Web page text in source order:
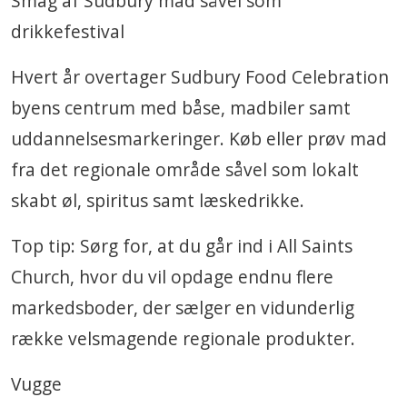
drikkefestival
Hvert år overtager Sudbury Food Celebration
byens centrum med båse, madbiler samt
uddannelsesmarkeringer. Køb eller prøv mad
fra det regionale område såvel som lokalt
skabt øl, spiritus samt læskedrikke.
Top tip: Sørg for, at du går ind i All Saints
Church, hvor du vil opdage endnu flere
markedsboder, der sælger en vidunderlig
række velsmagende regionale produkter.
Vugge